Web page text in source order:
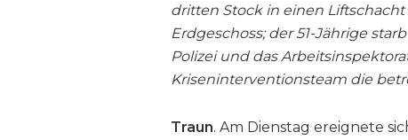
dritten Stock in einen
Erdgeschoss; der 51-Jährige
Polizei und das
Kriseninterventionsteam die
Traun. Am Dienstag ereignete